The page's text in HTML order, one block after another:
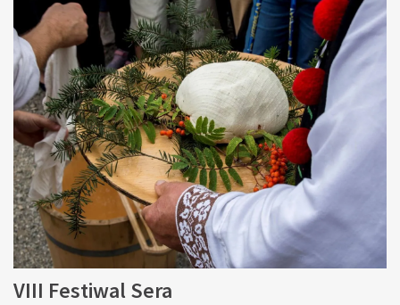
VIII Festiwal Sera